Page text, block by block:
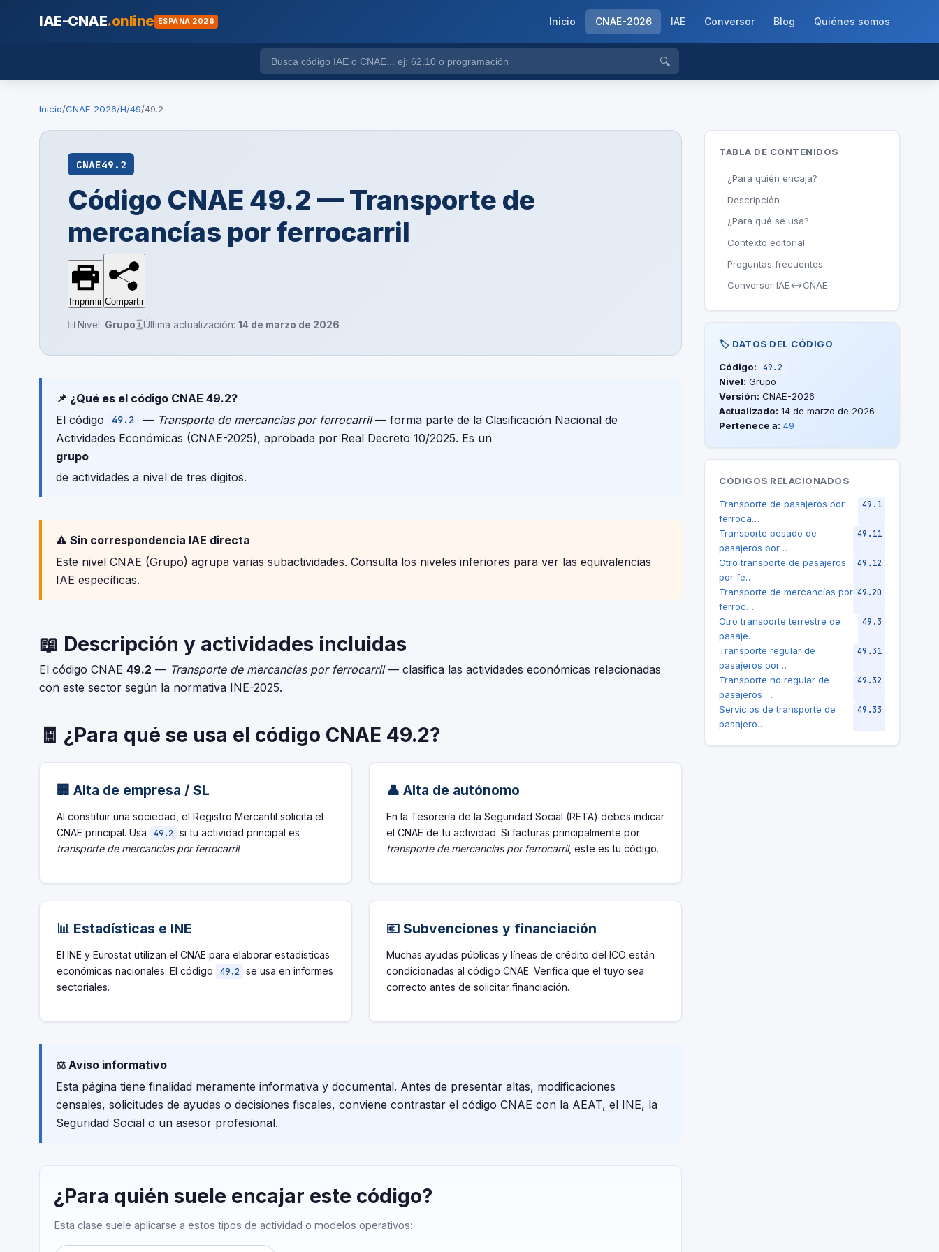
IAE-CNAE.online ESPAÑA 2026 Inicio CNAE-2026 IAE Conversor Blog Quiénes somos
🔍
Inicio/CNAE 2026/H/49/49.2
CNAE49.2
Código CNAE 49.2 — Transporte de
mercancías por ferrocarril
Imprimir Compartir
📊 Nivel: Grupo🗓️Última actualización: 14 de marzo de 2026
📌 ¿Qué es el código CNAE 49.2?
El código
49.2 — Transporte de mercancías por ferrocarril— forma parte de la Clasificación Nacional de
Actividades Económicas (CNAE-2025), aprobada por Real Decreto 10/2025. Es un
grupo
de actividades a nivel de tres dígitos.
⚠️ Sin correspondencia IAE directa
Este nivel CNAE (Grupo) agrupa varias subactividades. Consulta los niveles inferiores para ver las equivalencias
IAE específicas.
📖 Descripción y actividades incluidas
El código CNAE 49.2 — Transporte de mercancías por ferrocarril— clasifica las actividades económicas relacionadas
con este sector según la normativa INE-2025.
🧾 ¿Para qué se usa el código CNAE 49.2?
🏢 Alta de empresa / SL
Al constituir una sociedad, el Registro Mercantil solicita el
CNAE principal. Usa
49.2 si tu actividad principal es
transporte de mercancías por ferrocarril.
👤 Alta de autónomo
En la Tesorería de la Seguridad Social (RETA) debes indicar
el CNAE de tu actividad. Si facturas principalmente por
transporte de mercancías por ferrocarril, este es tu código.
📊 Estadísticas e INE
El INE y Eurostat utilizan el CNAE para elaborar estadísticas
económicas nacionales. El código
49.2 se usa en informes
sectoriales.
💶 Subvenciones y financiación
Muchas ayudas públicas y líneas de crédito del ICO están
condicionadas al código CNAE. Verifica que el tuyo sea
correcto antes de solicitar financiación.
⚖️ Aviso informativo
Esta página tiene finalidad meramente informativa y documental. Antes de presentar altas, modificaciones
censales, solicitudes de ayudas o decisiones fiscales, conviene contrastar el código CNAE con la AEAT, el INE, la
Seguridad Social o un asesor profesional.
¿Para quién suele encajar este código?
Esta clase suele aplicarse a estos tipos de actividad o modelos operativos:
TABLA DE CONTENIDOS
¿Para quién encaja?
Descripción
¿Para qué se usa?
Contexto editorial
Preguntas frecuentes
Conversor IAE↔CNAE
🏷️ DATOS DEL CÓDIGO
Código:
49.2
Nivel: Grupo
Versión: CNAE-2026
Actualizado: 14 de marzo de 2026
Pertenece a: 49
CÓDIGOS RELACIONADOS
Transporte de pasajeros por
ferroca…
49.1
Transporte pesado de
pasajeros por …
49.11
Otro transporte de pasajeros
por fe…
49.12
Transporte de mercancías por
ferroc…
49.20
Otro transporte terrestre de
pasaje…
49.3
Transporte regular de
pasajeros por…
49.31
Transporte no regular de
pasajeros …
49.32
Servicios de transporte de
pasajero…
49.33